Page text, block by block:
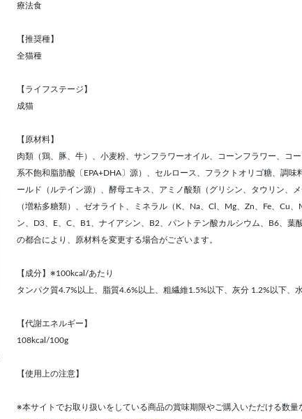
療法食
【推奨種】
全猫種
【ライフステージ】
成猫
【原材料】
肉類（鶏、豚、牛）、小麦粉、サンフラワーオイル、コーンフラワー、コ
系不飽和脂肪酸〔EPA+DHA〕源）、セルロース、フラクトオリゴ糖、調味
ールド（ルテイン源）、酵母エキス、アミノ酸類（グリシン、タウリン、
（増粘多糖類）、ゼオライト、ミネラル（K、Na、Cl、Mg、Zn、Fe、Cu
ン、D3、E、C、B1、ナイアシン、B2、パントテン酸カルシウム、B6、葉
の都合により、原材料を変更する場合がございます。
【成分】※100kcal/あたり
タンパク質4.7%以上、脂質4.6%以上、粗繊維1.5%以下、灰分 1.2%以下、
【代謝エネルギー】
108kcal/100g
【使用上の注意】
※本サイトでお取り扱いをしている商品の賞味期限やご購入いただける数量